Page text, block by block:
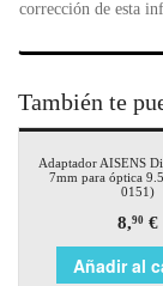
corrección de esta
También te
Adaptador AISENS
7mm para óptica
0151)
8,90 €
Añadir al